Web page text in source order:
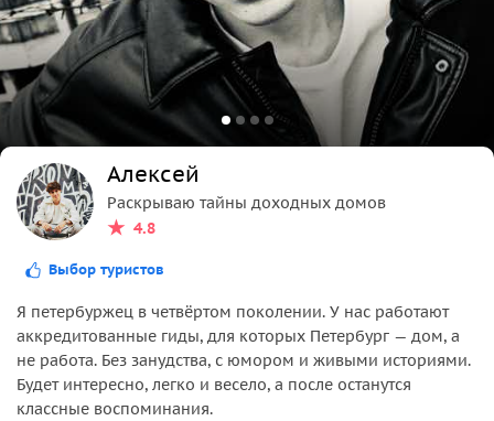
Алексей
Раскрываю тайны доходных домов
4.8
Выбор туристов
Я петербуржец в четвёртом поколении. У нас работают
аккредитованные гиды, для которых Петербург — дом, а
не работа. Без занудства, с юмором и живыми историями.
Будет интересно, легко и весело, а после останутся
классные воспоминания.